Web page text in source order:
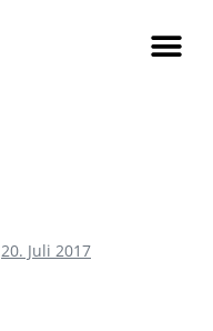
20. Juli 2017